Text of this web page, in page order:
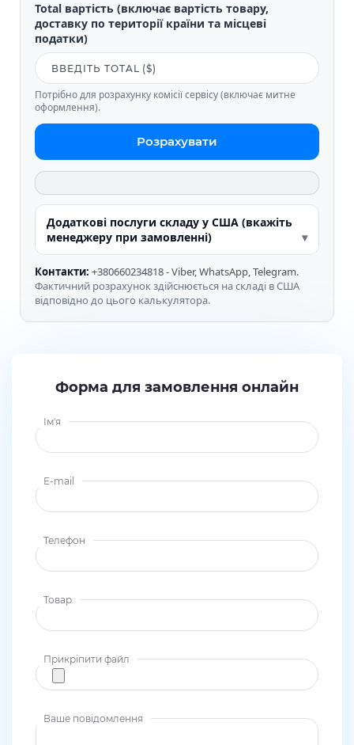
Total вартість (включає вартість товару,
доставку по території країни та місцеві
податки)
Потрібно для розрахунку комісії сервісу (включає митне
оформлення).
Розрахувати
Додаткові послуги складу у США (вкажіть
менеджеру при замовленні)
Контакти: +380660234818 - Viber, WhatsApp, Telegram.
Фактичний розрахунок здійснюється на складі в США
відповідно до цього калькулятора.
Форма для замовлення онлайн
Ім'я
E-mail
Телефон
Товар
Прикріпити файл
Ваше повідомлення